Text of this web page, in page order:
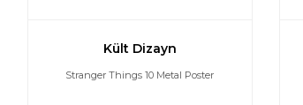
Kült Dizayn
Stranger Things 10 Metal Poster